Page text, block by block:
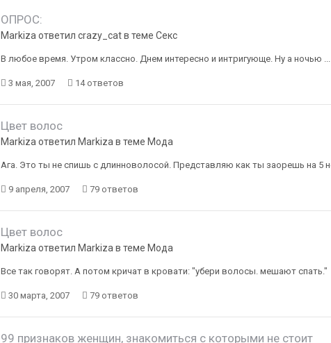
ОПРОС:
Markiza ответил crazy_cat в теме Секс
В любое время. Утром классно. Днем интересно и интригующе. Ну а ночью ...
3 мая, 2007 14 ответов
Цвет волос
Markiza ответил Markiza в теме Мода
Ага. Это ты не спишь с длинноволосой. Представляю как ты заорешь на 5
9 апреля, 2007 79 ответов
Цвет волос
Markiza ответил Markiza в теме Мода
Все так говорят. А потом кричат в кровати: "убери волосы. мешают спать."
30 марта, 2007 79 ответов
99 признаков женщин, знакомиться с которыми не стоит